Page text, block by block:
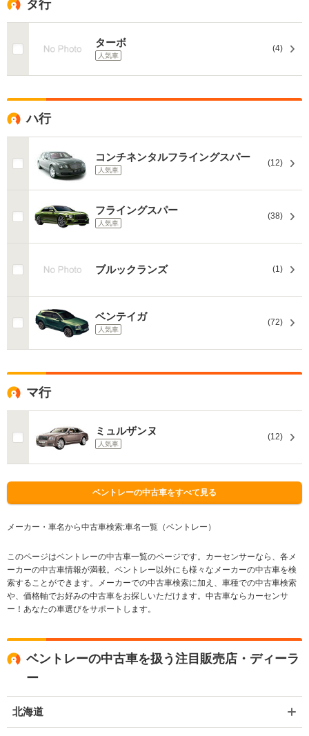
タ行
ターボ
人気車
(4)
ハ行
コンチネンタルフライングスパー
人気車
(12)
フライングスパー
人気車
(38)
ブルックランズ (1)
ベンテイガ
人気車
(72)
マ行
ミュルザンヌ
人気車
(12)
ベントレーの中古車をすべて見る
メーカー・車名から中古車検索:車名一覧（ベントレー）
このページはベントレーの中古車一覧のページです。カーセンサーなら、各メ
ーカーの中古車情報が満載。ベントレー以外にも様々なメーカーの中古車を検
索することができます。メーカーでの中古車検索に加え、車種での中古車検索
や、価格軸でお好みの中古車をお探しいただけます。中古車ならカーセンサ
ー！あなたの車選びをサポートします。
ベントレーの中古車を扱う注目販売店・ディーラ
ー
北海道